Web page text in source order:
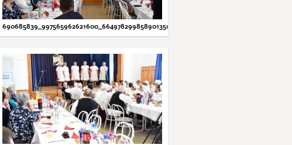
690685839_997565962621600_6649782998589013502_N.JPG